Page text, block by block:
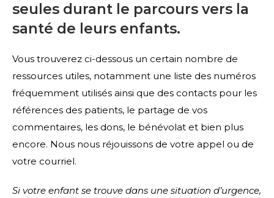
seules durant le parcours vers la
santé de leurs enfants.
Vous trouverez ci-dessous un certain nombre de
ressources utiles, notamment une liste des numéros
fréquemment utilisés ainsi que des contacts pour les
références des patients, le partage de vos
commentaires, les dons, le bénévolat et bien plus
encore. Nous nous réjouissons de votre appel ou de
votre courriel.
Si votre enfant se trouve dans une situation d’urgence,